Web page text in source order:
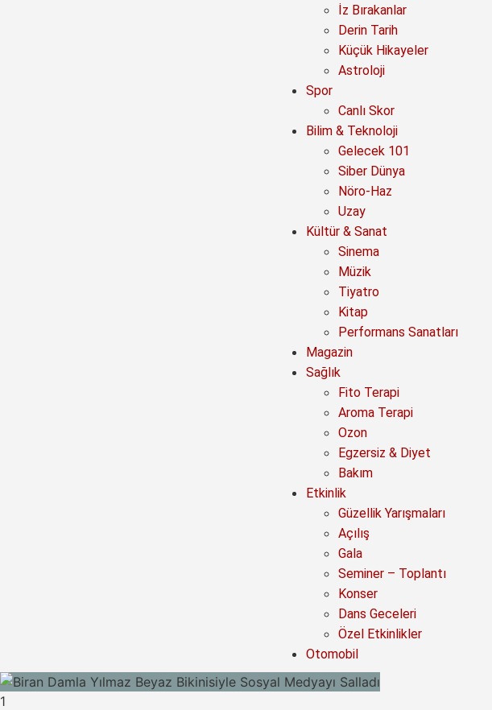
İz Bırakanlar
Derin Tarih
Küçük Hikayeler
Astroloji
Spor
Canlı Skor
Bilim & Teknoloji
Gelecek 101
Siber Dünya
Nöro-Haz
Uzay
Kültür & Sanat
Sinema
Müzik
Tiyatro
Kitap
Performans Sanatları
Magazin
Sağlık
Fito Terapi
Aroma Terapi
Ozon
Egzersiz & Diyet
Bakım
Etkinlik
Güzellik Yarışmaları
Açılış
Gala
Seminer – Toplantı
Konser
Dans Geceleri
Özel Etkinlikler
Otomobil
1